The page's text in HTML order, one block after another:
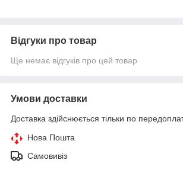
Відгуки про товар
Ще немає відгуків про цей товар
Умови доставки
Доставка здійснюється тільки по
Нова Пошта
Самовивіз